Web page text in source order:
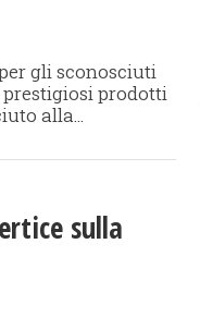
gli sconosciuti
prodotti
alla...
sulla